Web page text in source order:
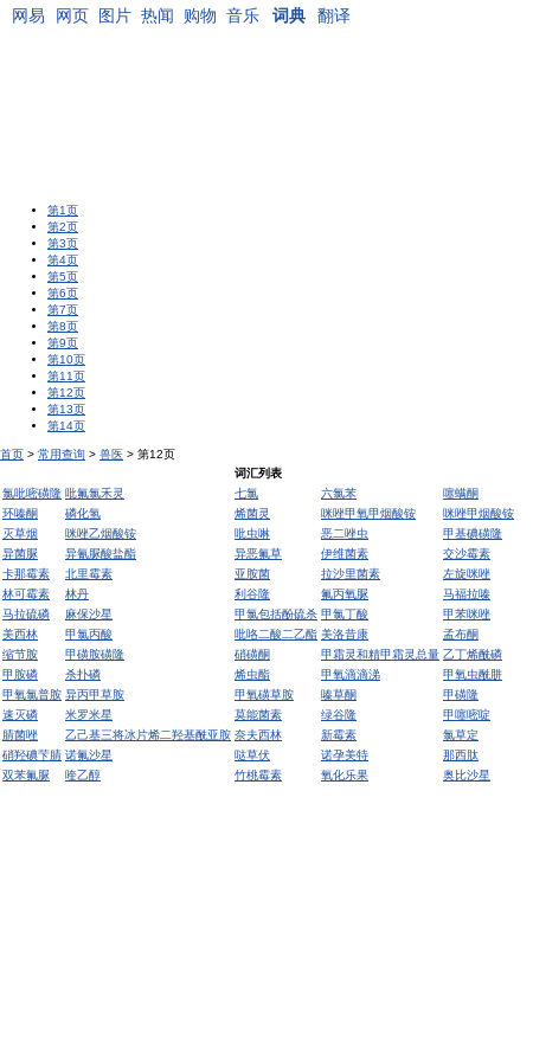
网易 网页 图片 热闻 购物 音乐 词典 翻译
第1页
第2页
第3页
第4页
第5页
第6页
第7页
第8页
第9页
第10页
第11页
第12页
第13页
第14页
首页 > 常用查询 > 兽医 > 第12页
词汇列表
氯吡嘧磺隆 吡氟氯禾灵 七氯 六氯苯
噻螨酮
环嗪酮
磷化氢 烯菌灵 咪唑甲氧甲烟酸铵
咪唑甲烟酸铵
灭草烟
咪唑乙烟酸铵 吡虫啉 恶二唑虫
甲基碘磺隆
异菌脲
异氰脲酸盐酯 异恶氟草 伊维菌素
交沙霉素
卡那霉素
北里霉素 亚胺菌 拉沙里菌素
左旋咪唑
林可霉素
林丹 利谷隆 氟丙氧脲
马福拉嗪
马拉硫磷
麻保沙星 甲氯包括酚硫杀 甲氯丁酸
甲苯咪唑
美西林
甲氯丙酸 吡咯二酸二乙酯 美洛昔康
孟布酮
缩节胺
甲磺胺磺隆 硝磺酮 甲霜灵和精甲霜灵总量 乙丁烯酰磷
甲胺磷
杀扑磷 烯虫酯 甲氧滴滴涕
甲氧虫酰肼
甲氧氯普胺 异丙甲草胺 甲氧磺草胺 嗪草酮
甲磺隆
速灭磷
米罗米星 莫能菌素 绿谷隆
甲噻嘧啶
腈菌唑
乙己基三将冰片烯二羟基酰亚胺 奈夫西林 新霉素
氯草定
硝羟碘芐腈 诺氟沙星 哒草伏 诺孕美特
那西肽
双苯氟脲
喹乙醇 竹桃霉素 氧化乐果 奥比沙星